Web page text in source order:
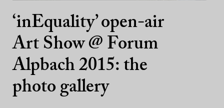
‘inEquality’ open-air
Art Show @ Forum
Alpbach 2015: the
photo gallery